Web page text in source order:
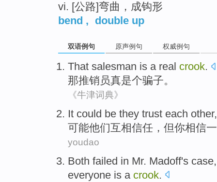
vi. [公路]弯曲，成钩形
bend , double up
双语例句 原声例句 权威例句
That salesman is a real crook.
那推销员真是个骗子。
《牛津词典》
It could be they trust each other
可能他们互相信任 ， 但你相信
youdao
Both failed in Mr. Madoff's case
everyone is a crook.